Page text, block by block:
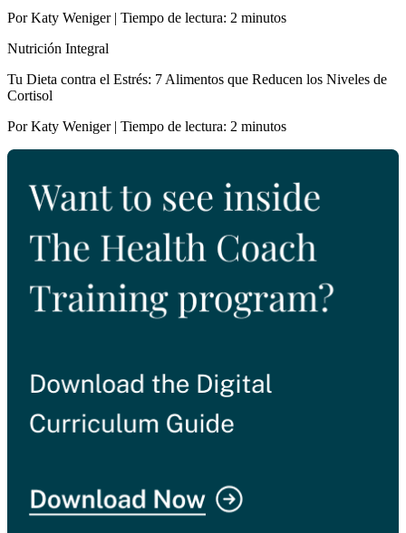
Por Katy Weniger | Tiempo de lectura: 2 minutos
Nutrición Integral
Tu Dieta contra el Estrés: 7 Alimentos que Reducen los Niveles de
Cortisol
Por Katy Weniger | Tiempo de lectura: 2 minutos